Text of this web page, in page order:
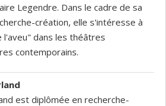
Legendre. Dans le cadre de sa
création, elle s'intéresse à
l'aveu" dans les théâtres
contemporains.
est diplômée en recherche-